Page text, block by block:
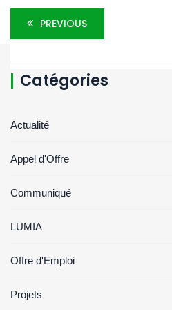
PREVIOUS
Catégories
Actualité
Appel d'Offre
Communiqué
LUMIA
Offre d'Emploi
Projets